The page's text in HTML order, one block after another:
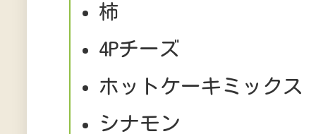
柿 2
4Pチーズ
ホットケーキミッ
シナモン